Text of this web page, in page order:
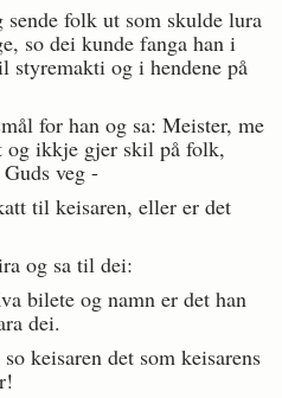
folk ut som skulde lura
so dei kunde fanga han i
styremakti og i hendene på
for han og sa: Meister, me
og ikkje gjer skil på folk,
veg -
til keisaren, eller er det
og sa til dei:
bilete og namn er det han
dei.
keisaren det som keisarens